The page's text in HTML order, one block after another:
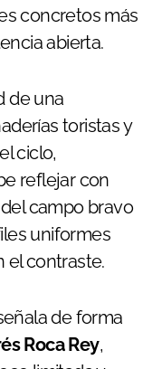
concretos más
abierta.
de una
toristas y
ciclo,
reflejar con
campo bravo
uniformes
el contraste.
de forma
Roca Rey,